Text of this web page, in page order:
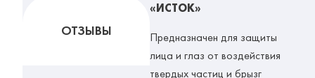
ОТЗЫВЫ
«ИСТОК»
Предназначен для защиты
лица и глаз от воздействия
твердых частиц и брызг